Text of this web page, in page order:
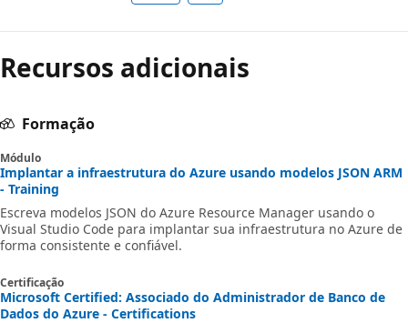
Recursos adicionais
Formação
Módulo
Implantar a infraestrutura do Azure usando modelos JSON ARM
- Training
Escreva modelos JSON do Azure Resource Manager usando o
Visual Studio Code para implantar sua infraestrutura no Azure de
forma consistente e confiável.
Certificação
Microsoft Certified: Associado do Administrador de Banco de
Dados do Azure - Certifications